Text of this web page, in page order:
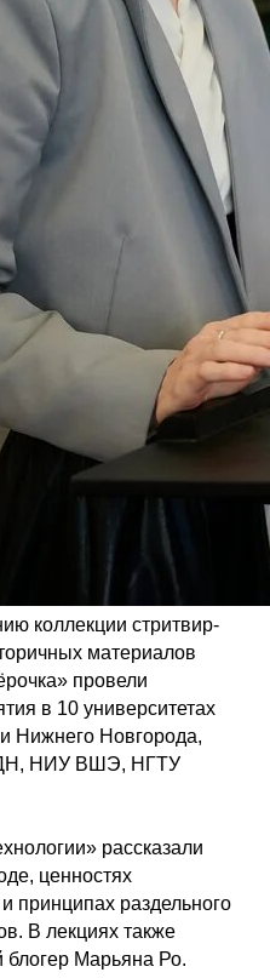
коллекции стритвир-
материалов
провели
в 10 университетах
Нижнего Новгорода,
НИУ ВШЭ, НГТУ
рассказали
ценностях
принципах раздельного
В лекциях также
блогер Марьяна Ро.